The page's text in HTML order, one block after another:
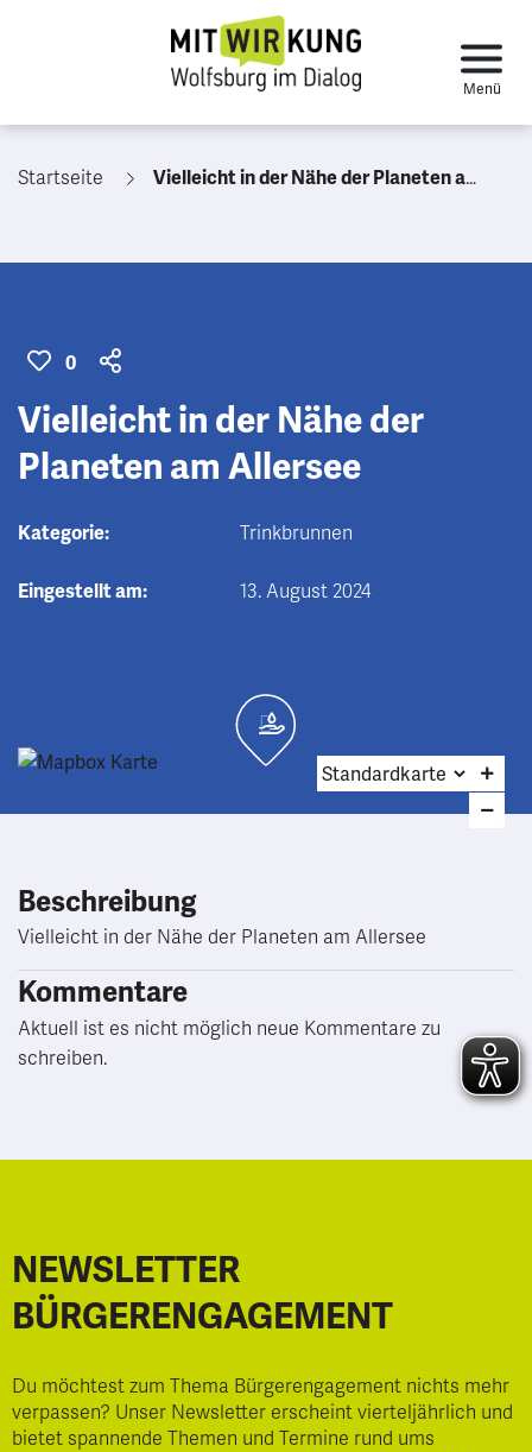
Startseite Vielleicht in der Nähe der Planeten am Allersee
0
Vielleicht in der Nähe der
Planeten am Allersee
Kategorie: Trinkbrunnen
Eingestellt am: 13. August 2024
Beschreibung
Vielleicht in der Nähe der Planeten am Allersee
Kommentare
Aktuell ist es nicht möglich neue Kommentare zu
schreiben.
NEWSLETTER
BÜRGERENGAGEMENT
Du möchtest zum Thema Bürgerengagement nichts mehr
verpassen? Unser Newsletter erscheint vierteljährlich und
bietet spannende Themen und Termine rund ums